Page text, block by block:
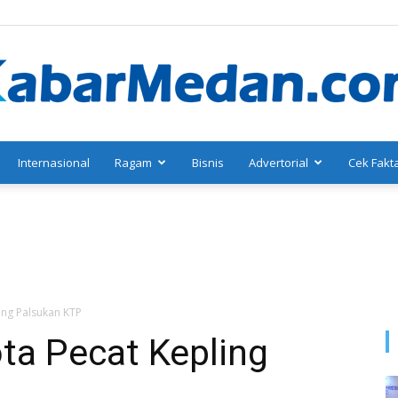
Internasional Ragam Bisnis Advertorial Cek
Palsukan KTP
Pecat Kepling